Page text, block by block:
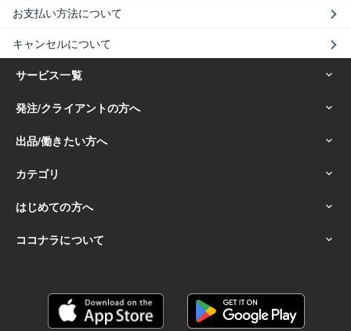
お支払い方法について
キャンセルについて